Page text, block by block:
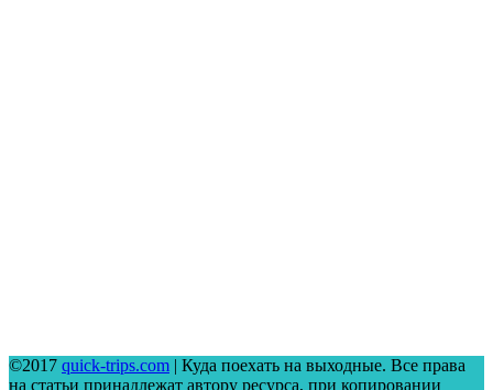
©2017 quick-trips.com | Куда поехать на выходные. Все права
на статьи принадлежат автору ресурса, при копировании